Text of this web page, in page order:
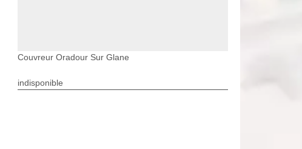
Couvreur Oradour Sur Glane
indisponible